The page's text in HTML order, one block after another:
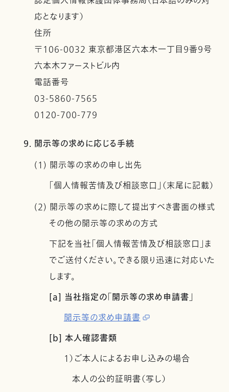
応となります）
住所
〒106-0032 東京都港区六本木一丁目９番９号
六本木ファーストビル内
電話番号
03-5860-7565
0120-700-779
9. 開示等の求めに応じる手続
(1) 開示等の求めの申し出先
「個人情報苦情及び相談窓口」（末尾に記載）
(2) 開示等の求めに際して提出すべき書面の様式
その他の開示等の求めの方式
下記を当社「個人情報苦情及び相談窓口」ま
でご送付ください。できる限り迅速に対応いた
します。
[a] 当社指定の「開示等の求め申請書」
開示等の求め申請書
[b] 本人確認書類
1）ご本人によるお申し込みの場合
本人の公的証明書（写し）